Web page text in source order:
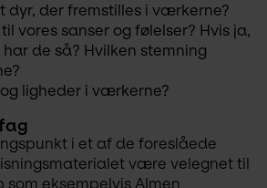
dyr, der fremstilles i værkerne?
vores sanser og følelser? Hvis ja,
de så? Hvilken stemning
ligheder i værkerne?
i et af de foreslåede
være velegnet til
eksempelvis Almen